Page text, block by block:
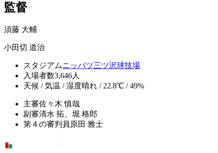
監督
須藤 大輔
小田切 道治
スタジアムニッパツ三ツ沢球技場
入場者数3,646人
天候 / 気温 / 湿度晴れ / 22.8℃ / 49%
主審佐々木 慎哉
副審清水 拓、堀 格郎
第４の審判員 原田 雅士